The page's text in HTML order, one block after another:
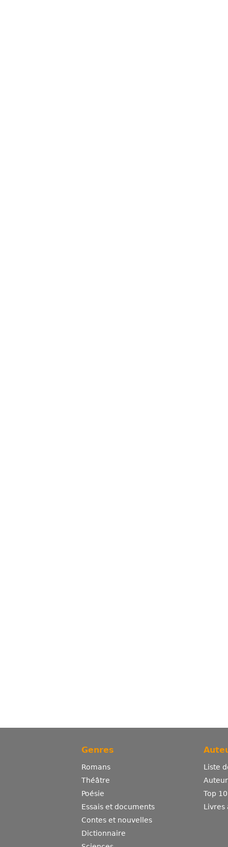
Genres
Romans
Théâtre
Poésie
Essais et documents
Contes et nouvelles
Dictionnaire
Liste
Top
Livres